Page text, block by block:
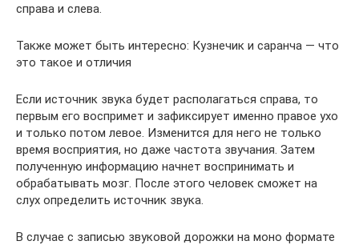
справа и слева.
Также может быть интересно: Кузнечик и саранча — что
это такое и отличия
Если источник звука будет располагаться справа, то
первым его воспримет и зафиксирует именно правое ухо
и только потом левое. Изменится для него не только
время восприятия, но даже частота звучания. Затем
полученную информацию начнет воспринимать и
обрабатывать мозг. После этого человек сможет на
слух определить источник звука.
В случае с записью звуковой дорожки на моно формате